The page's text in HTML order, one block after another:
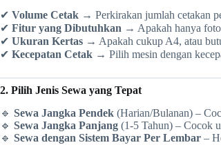
✔ Volume Cetak → Perkirakan jumlah cetakan
✔ Fitur yang Dibutuhkan → Apakah hanya
✔ Ukuran Kertas → Apakah cukup A4, atau
✔ Kecepatan Cetak → Pilih mesin dengan
2. Pilih Jenis Sewa yang Tepat
🔹 Sewa Jangka Pendek (Harian/Bulanan) –
🔹 Sewa Jangka Panjang (1-5 Tahun) – Cocok
🔹 Sewa dengan Sistem Bayar Per Lembar –